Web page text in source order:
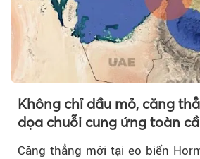
Không chỉ dầu mỏ, căng
dọa chuỗi cung ứng toàn
Căng thẳng mới tại eo biển